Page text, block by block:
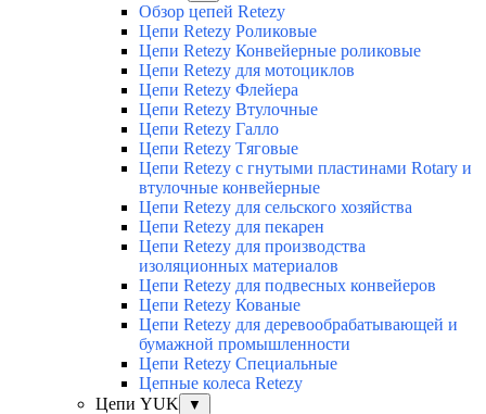
Обзор цепей Retezy
Цепи Retezy Роликовые
Цепи Retezy Конвейерные роликовые
Цепи Retezy для мотоциклов
Цепи Retezy Флейера
Цепи Retezy Втулочные
Цепи Retezy Галло
Цепи Retezy Tяговые
Цепи Retezy с гнутыми пластинами Rotary и
втулочные конвейерные
Цепи Retezy для сельского хозяйства
Цепи Retezy для пекарен
Цепи Retezy для производства
изоляционных материалов
Цепи Retezy для подвесных конвейеров
Цепи Retezy Кованые
Цепи Retezy для деревообрабатывающей и
бумажной промышленности
Цепи Retezy Специальные
Цепные колеса Retezy
Цепи YUK
▼